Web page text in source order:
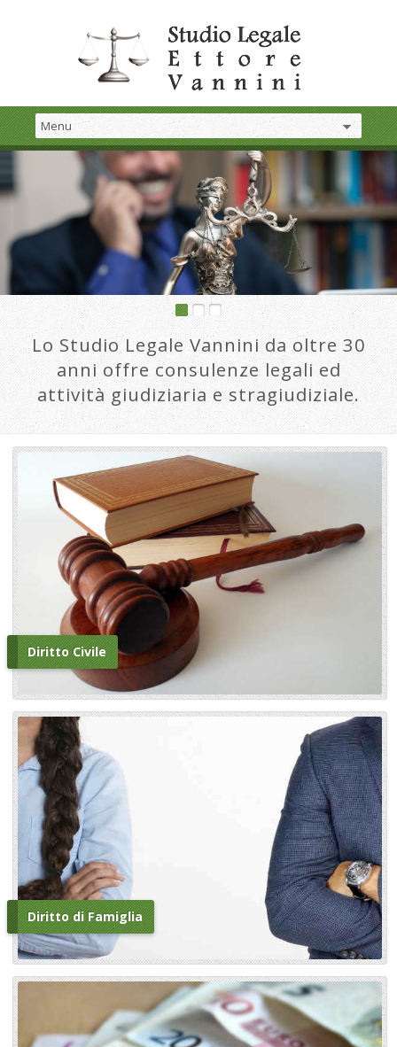
Lo Studio Legale Vannini da oltre 30
anni offre consulenze legali ed
attività giudiziaria e stragiudiziale.
Diritto Civile
Diritto di Famiglia